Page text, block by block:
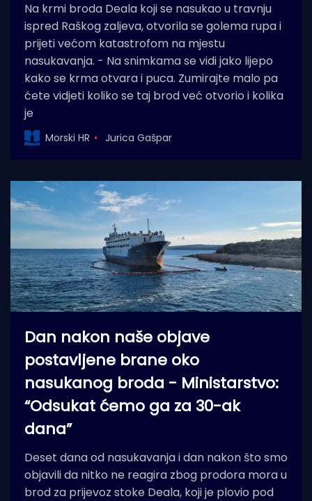
Na krmi broda Deala koji se nasukao u travnju
ispred Raškog zaljeva, otvorila se golema rupa i
prijeti većom katastrofom na mjestu
nasukavanja. - Na snimkama se vidi jako lijepo
kako se krma otvara i puca. Zumirajte malo pa
ćete vidjeti koliko se taj brod već otvorio i kolika
je
Morski HR Jurica Gašpar
Dan nakon naše objave
postavljene brane oko
nasukanog broda - Ministarstvo:
“Odsukat ćemo ga za 30-ak
dana”
Deset dana od nasukavanja i dan nakon što smo
objavili da nitko ne reagira zbog prodora mora u
brod za prijevoz stoke Deala, koji je plovio pod